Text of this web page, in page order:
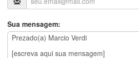
Sua mensagem: